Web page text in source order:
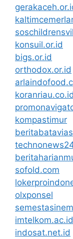
konsuil.or.id
bigs.or.id
orthodox.or.id
koranriau.co.id
kompastimur
beritabatavias
sofold.com
olxponsel
imtelkom.ac.id
indosat.net.id